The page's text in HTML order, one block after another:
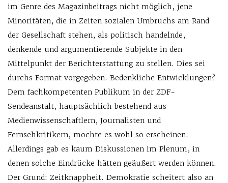
im Genre des Magazinbeitrags nicht möglich, jene
Minoritäten, die in Zeiten sozialen Umbruchs am Rand
der Gesellschaft stehen, als politisch handelnde,
denkende und argumentierende Subjekte in den
Mittelpunkt der Berichterstattung zu stellen. Dies sei
durchs Format vorgegeben. Bedenkliche Entwicklungen?
Dem fachkompetenten Publikum in der ZDF-
Sendeanstalt, hauptsächlich bestehend aus
Medienwissenschaftlern, Journalisten und
Fernsehkritikern, mochte es wohl so erscheinen.
Allerdings gab es kaum Diskussionen im Plenum, in
denen solche Eindrücke hätten geäußert werden können.
Der Grund: Zeitknappheit. Demokratie scheitert also an